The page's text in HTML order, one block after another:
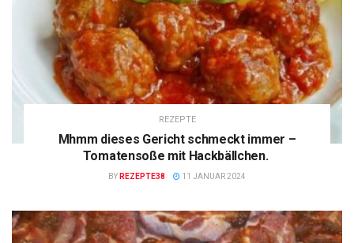
REZEPTE
Mhmm dieses Gericht schmeckt immer –
Tomatensoße mit Hackbällchen.
BY REZEPTE38 11 JANUAR 2024